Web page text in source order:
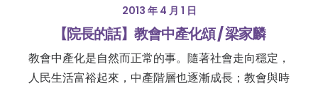
2013 年 4 月 1 日
【院長的話】教會中產化頌 / 梁家麟
教會中產化是自然而正常的事。隨著社會走向穩定，
人民生活富裕起來，中產階層也逐漸成長；教會與時